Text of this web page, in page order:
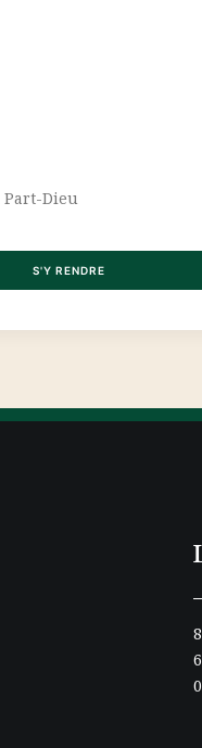
Part-Dieu
S'Y RENDRE